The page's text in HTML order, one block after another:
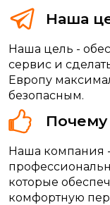
Наша
Наша цель -
сервис и
Европу
безопасным.
Наша компания
которые
комфортную